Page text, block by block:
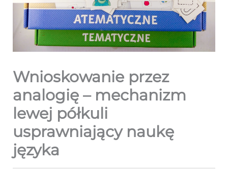
Wnioskowanie przez
analogię – mechanizm
lewej półkuli
usprawniający naukę
języka